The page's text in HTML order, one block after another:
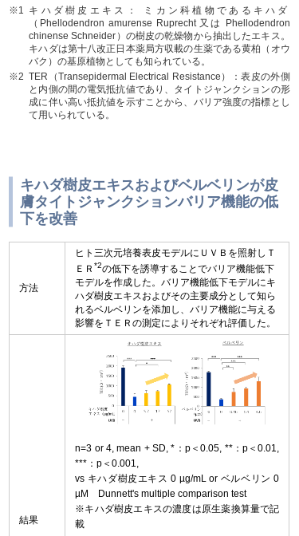
※1
キハダ樹皮エキス： ミカン科植物であるキハダ
（Phellodendron amurense Ruprecht 又は Phellodendron
chinense Schneider）の樹皮の乾燥物から抽出したエキス。
キハダは第十八改正日本薬局方収載の生薬である黄柏（オウ
バク）の基原植物としても知られている。
※2 TER（Transepidermal Electrical Resistance）：表皮の外側
と内側の間の電気抵抗値であり、タイトジャンクションの形
成に伴い高い抵抗値を示すことから、バリア強度の指標とし
て用いられている。
キハダ樹皮エキスおよびベルベリンが皮
膚タイトジャンクションバリア機能の低
下を改善
方法
ヒト三次元培養表皮モデルにＵＶＢを照射しＴ
ＥＲ*2の低下を誘導することでバリア機能低下
モデルを作成した。バリア機能低下モデルにキ
ハダ樹皮エキスおよびその主要成分として知ら
れるベルベリンを添加し、バリア機能に与える
影響をＴＥＲの測定によりそれぞれ評価した。
結果
n=3 or 4, mean + SD, *：p＜0.05, **：p＜0.01,
***：p＜0.001,
vs キハダ樹皮エキス 0 µg/mL or ベルベリン 0
µM Dunnett's multiple comparison test
※キハダ樹皮エキスの濃度は原生薬換算量で記
載